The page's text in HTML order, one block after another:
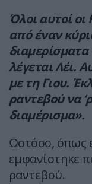
Όλοι αυτοί
από έναν
λέγεται Λέι.
με τη Γιου.
ραντεβού να
διαμέρισμα».
Ωστόσο, όπως
εμφανίστηκε
ραντεβού.